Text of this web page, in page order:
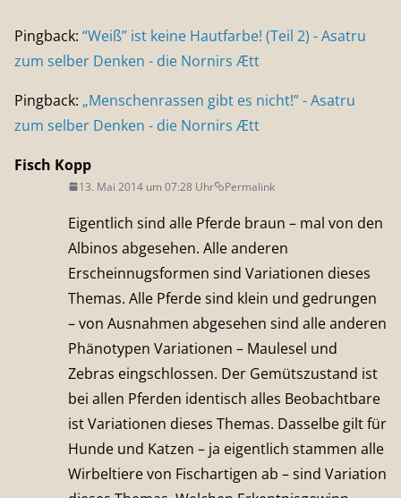
Pingback: “Weiß” ist keine Hautfarbe! (Teil 2) - Asatru
zum selber Denken - die Nornirs Ætt
Pingback: „Menschenrassen gibt es nicht!” - Asatru
zum selber Denken - die Nornirs Ætt
Fisch Kopp
13. Mai 2014 um 07:28 Uhr Permalink
Eigentlich sind alle Pferde braun – mal von den
Albinos abgesehen. Alle anderen
Erscheinnugsformen sind Variationen dieses
Themas. Alle Pferde sind klein und gedrungen
– von Ausnahmen abgesehen sind alle anderen
Phänotypen Variationen – Maulesel und
Zebras eingschlossen. Der Gemütszustand ist
bei allen Pferden identisch alles Beobachtbare
ist Variationen dieses Themas. Dasselbe gilt für
Hunde und Katzen – ja eigentlich stammen alle
Wirbeltiere von Fischartigen ab – sind Variation